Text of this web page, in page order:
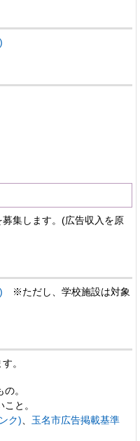
集します。(広告収入を原
※ただし、学校施設は対象
。
。
と。
ク)
玉名市広告掲載基準